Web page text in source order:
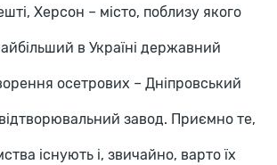
Херсон – місто, поблизу якого
в Україні державний
осетрових – Дніпровський
завод. Приємно те,
існують і, звичайно, варто їх